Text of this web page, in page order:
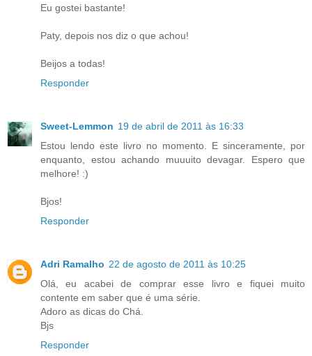
Eu gostei bastante!
Paty, depois nos diz o que achou!
Beijos a todas!
Responder
Sweet-Lemmon 19 de abril de 2011 às 16:33
Estou lendo este livro no momento. E sinceramente, por
enquanto, estou achando muuuito devagar. Espero que
melhore! :)
Bjos!
Responder
Adri Ramalho 22 de agosto de 2011 às 10:25
Olá, eu acabei de comprar esse livro e fiquei muito
contente em saber que é uma série.
Adoro as dicas do Chá.
Bjs
Responder